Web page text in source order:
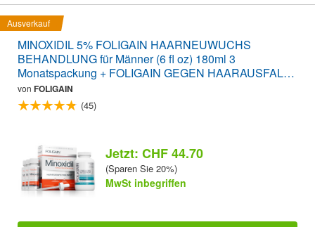
Ausverkauf
MINOXIDIL 5% FOLIGAIN HAARNEUWUCHS
BEHANDLUNG für Männer (6 fl oz) 180ml 3
Monatspackung + FOLIGAIN GEGEN HAARAUSFALL
120 Tabletten SPARPAKET
von FOLIGAIN
(45)
Jetzt: CHF 44.70
(Sparen Sie 20%)
MwSt inbegriffen